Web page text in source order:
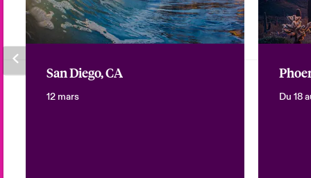
San Diego, CA
12 mars Du 18